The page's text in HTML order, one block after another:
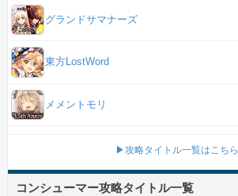
グランドサマナーズ
東方LostWord
メメントモリ
▶攻略タイトル一覧はこちら
コンシューマー攻略タイトル一覧